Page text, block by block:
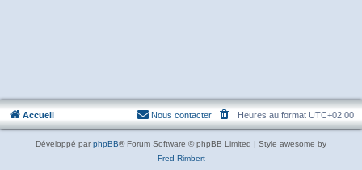
Accueil Heures au format UTC+02:00
Nous contacter
Développé par phpBB® Forum Software © phpBB Limited | Style awesome by
Fred Rimbert